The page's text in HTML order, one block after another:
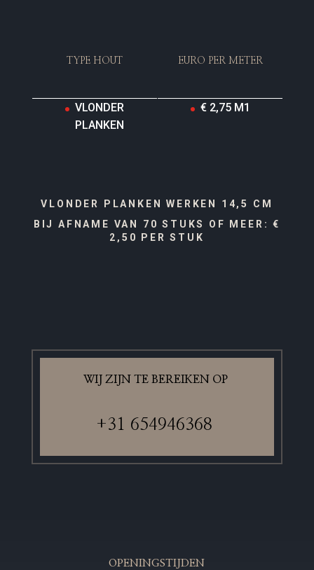
TYPE HOUT
VLONDER
PLANKEN
EURO PER METER
€ 2,75 M1
VLONDER PLANKEN WERKEN 14,5 CM
BIJ AFNAME VAN 70 STUKS OF MEER: €
2,50 PER STUK
WIJ ZIJN TE BEREIKEN OP
+31 654946368
OPENINGSTIJDEN